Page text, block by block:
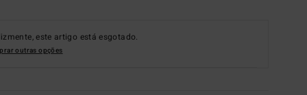
este artigo está esgotado.
outras opções